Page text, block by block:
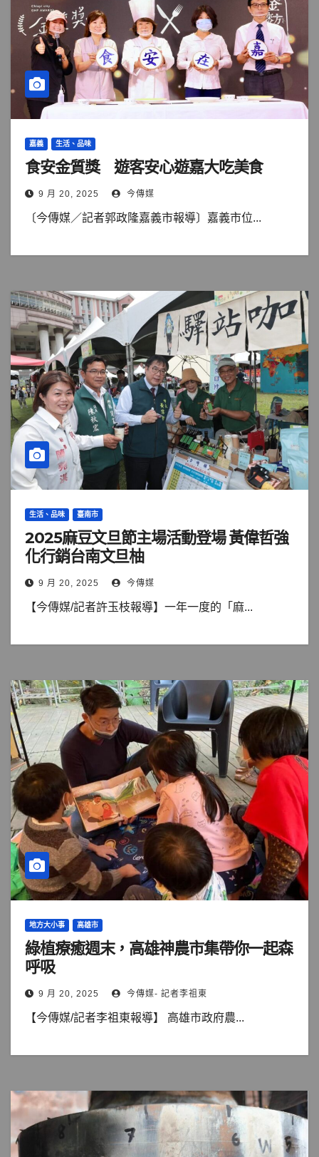
嘉義 生活、品味
食安金質獎 遊客安心遊嘉大吃美食
9 月 20, 2025 今傳媒
〔今傳媒／記者郭政隆嘉義市報導〕嘉義市位...
生活、品味 臺南市
2025麻豆文旦節主場活動登場 黃偉哲強
化行銷台南文旦柚
9 月 20, 2025 今傳媒
【今傳媒/記者許玉枝報導】一年一度的「麻...
地方大小事 高雄市
綠植療癒週末，高雄神農市集帶你一起森
呼吸
9 月 20, 2025 今傳媒- 記者李祖東
【今傳媒/記者李祖東報導】 高雄市政府農...